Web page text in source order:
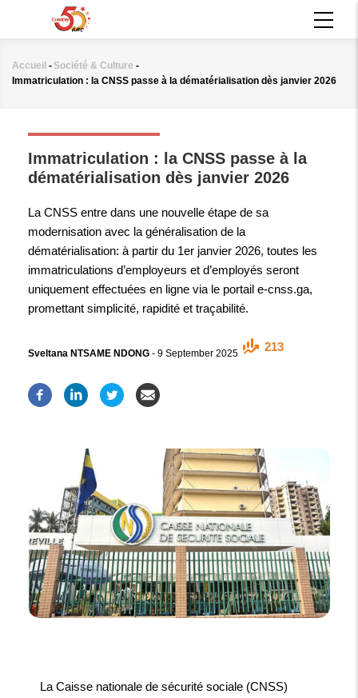
principal
Fil
Accueil - Société & Culture -
Immatriculation : la CNSS passe à la dématérialisation dès janvier 2026
Immatriculation : la CNSS passe à la
dématérialisation dès janvier 2026
La CNSS entre dans une nouvelle étape de sa
modernisation avec la généralisation de la
dématérialisation: à partir du 1er janvier 2026, toutes les
immatriculations d’employeurs et d’employés seront
uniquement effectuées en ligne via le portail e-cnss.ga,
promettant simplicité, rapidité et traçabilité.
Sveltana NTSAME NDONG - 9 September 2025
213
La Caisse nationale de sécurité sociale (CNSS)